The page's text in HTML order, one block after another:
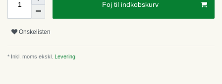
Foj til indkobskurv
Onskelisten
* Inkl. moms ekskl. Levering